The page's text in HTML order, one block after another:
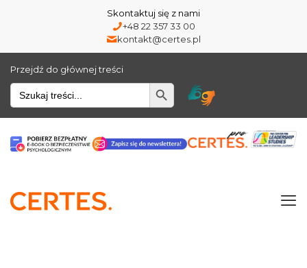
Skontaktuj się z nami
+48 22 357 33 00
kontakt@certes.pl
Przejdź do głównej treści
Wyszukiwarka